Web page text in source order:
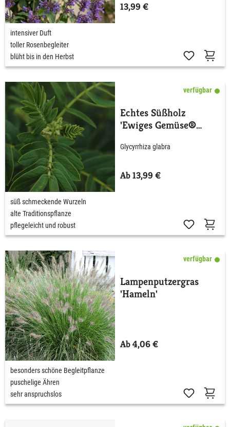
13,99 €
intensiver Duft
toller Rosenbegleiter
blüht bis in den Herbst
verfügbar
Echtes Süßholz
'Ewiges Gemüse®
Glycyrrhiza glabra
Ab 13,99 €
süß schmeckende Wurzeln
alte Traditionspflanze
pflegeleicht und robust
verfügbar
Lampenputzergras
'Hameln'
Ab 4,06 €
besonders schöne Begleitpflanze
puschelige Ähren
sehr anspruchslos